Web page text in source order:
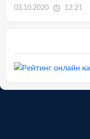
03.10.2020 12:21